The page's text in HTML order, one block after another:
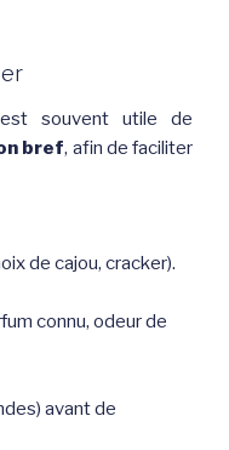
souvent utile de
bref, afin de faciliter
de cajou, cracker).
connu, odeur de
avant de